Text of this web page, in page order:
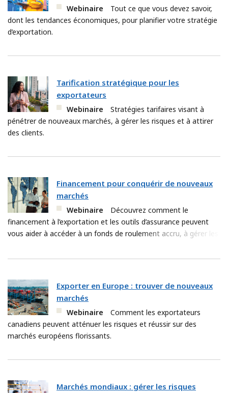
Webinaire
Tout ce que vous devez savoir,
dont les tendances économiques, pour planifier votre stratégie
d’exportation.
Tarification stratégique pour les
exportateurs
Webinaire
Stratégies tarifaires visant à
pénétrer de nouveaux marchés, à gérer les risques et à attirer
des clients.
Financement pour conquérir de nouveaux
marchés
Webinaire
Découvrez comment le
financement à l’exportation et les outils d’assurance peuvent
vous aider à accéder à un fonds de roulement accru, à gérer les
Exporter en Europe : trouver de nouveaux
marchés
Webinaire
Comment les exportateurs
canadiens peuvent atténuer les risques et réussir sur des
marchés européens florissants.
Marchés mondiaux : gérer les risques